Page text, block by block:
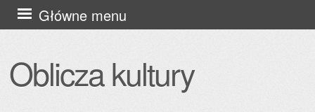
Oblicza kultury
Główne menu
Przejdź
do